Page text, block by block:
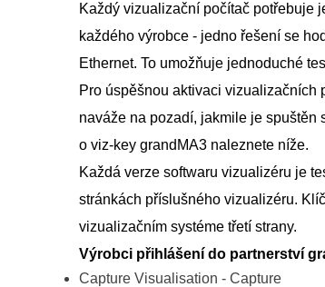
Každý vizualizační počítač potřebuje
každého výrobce - jedno řešení se
Ethernet. To umožňuje jednoduché
Pro úspěšnou aktivaci vizualizačních
naváže na pozadí, jakmile je
o viz-key grandMA3 naleznete níže.
Každá verze softwaru vizualizéru je
stránkách příslušného vizualizéru.
vizualizačním systéme třetí strany.
Výrobci přihlášení do partnerství
Capture Visualisation - Capture